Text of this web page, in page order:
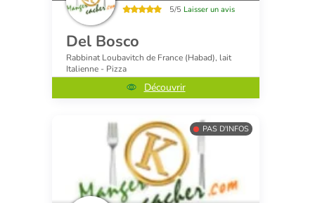
5/5 Laisser un avis
Del Bosco
Rabbinat Loubavitch de France (Habad), lait
Italienne - Pizza
Découvrir
PAS D'INFOS